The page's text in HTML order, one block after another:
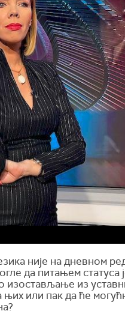
није на дневном
да питањем статуса
изостављање из
њих или пак да ће